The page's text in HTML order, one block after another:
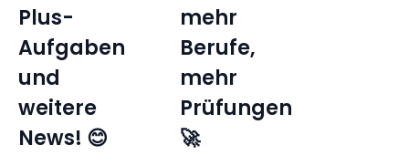
Plus-
Aufgaben
und
weitere
News! 😊
mehr
Berufe,
mehr
Prüfungen
🚀